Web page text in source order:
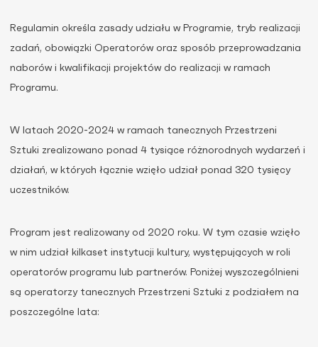
Regulamin określa zasady udziału w Programie, tryb realizacji
zadań, obowiązki Operatorów oraz sposób przeprowadzania
naborów i kwalifikacji projektów do realizacji w ramach
Programu.
W latach 2020-2024 w ramach tanecznych Przestrzeni
Sztuki zrealizowano ponad 4 tysiące różnorodnych wydarzeń i
działań, w których łącznie wzięło udział ponad 320 tysięcy
uczestników.
Program jest realizowany od 2020 roku. W tym czasie wzięło
w nim udział kilkaset instytucji kultury, występujących w roli
operatorów programu lub partnerów. Poniżej wyszczególnieni
są operatorzy tanecznych Przestrzeni Sztuki z podziałem na
poszczególne lata: